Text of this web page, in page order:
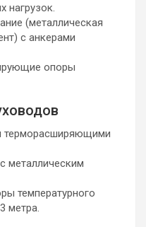
нагрузок.
(металлическая
с анкерами
опоры
терморасширяющими
металлическим
температурного
метра.